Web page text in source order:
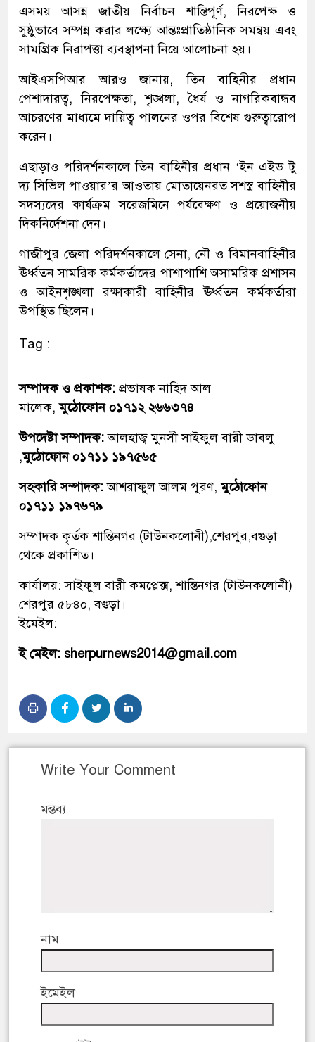
এসময় আসন্ন জাতীয় নির্বাচন শান্তিপূর্ণ, নিরপেক্ষ ও
সুষ্ঠুভাবে সম্পন্ন করার লক্ষ্যে আন্তঃপ্রাতিষ্ঠানিক সমন্বয় এবং
সামগ্রিক নিরাপত্তা ব্যবস্থাপনা নিয়ে আলোচনা হয়।
আইএসপিআর আরও জানায়, তিন বাহিনীর প্রধান
পেশাদারত্ব, নিরপেক্ষতা, শৃঙ্খলা, ধৈর্য ও নাগরিকবান্ধব
আচরণের মাধ্যমে দায়িত্ব পালনের ওপর বিশেষ গুরুত্বারোপ
করেন।
এছাড়াও পরিদর্শনকালে তিন বাহিনীর প্রধান ‘ইন এইড টু
দ্য সিভিল পাওয়ার’র আওতায় মোতায়েনরত সশস্ত্র বাহিনীর
সদস্যদের কার্যক্রম সরেজমিনে পর্যবেক্ষণ ও প্রয়োজনীয়
দিকনির্দেশনা দেন।
গাজীপুর জেলা পরিদর্শনকালে সেনা, নৌ ও বিমানবাহিনীর
ঊর্ধ্বতন সামরিক কর্মকর্তাদের পাশাপাশি অসামরিক প্রশাসন
ও আইনশৃঙ্খলা রক্ষাকারী বাহিনীর ঊর্ধ্বতন কর্মকর্তারা
উপস্থিত ছিলেন।
Tag :
সম্পাদক ও প্রকাশক: প্রভাষক নাহিদ আল
মালেক,মুঠোফোন ০১৭১২ ২৬৬৩৭৪
উপদেষ্টা সম্পাদক:আলহাজ্ব মুনসী সাইফুল বারী ডাবলু
,মুঠোফোন ০১৭১১ ১৯৭৫৬৫
সহকারি সম্পাদক:আশরাফুল আলম পুরণ,মুঠোফোন
০১৭১১ ১৯৭৬৭৯
সম্পাদক কৃর্তক শান্তিনগর (টাউনকলোনী),শেরপুর,বগুড়া
থেকে প্রকাশিত।
কার্যালয়: সাইফুল বারী কমপ্লেক্স, শান্তিনগর (টাউনকলোনী)
শেরপুর ৫৮৪০, বগুড়া।
ইমেইল:
ই মেইল: sherpurnews2014@gmail.com
Write Your Comment
মন্তব্য
নাম
ইমেইল